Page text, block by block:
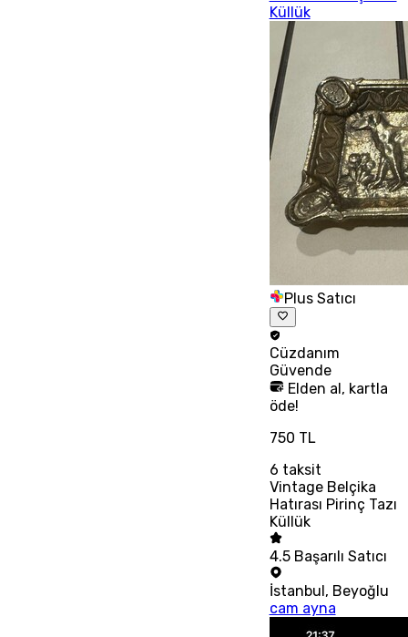
Küllük
Plus Satıcı
Cüzdanım
Güvende
Elden al, kartla
öde!
750 TL
6 taksit
Vintage Belçika
Hatırası Pirinç Tazı
Küllük
4.5 Başarılı Satıcı
İstanbul, Beyoğlu
cam ayna